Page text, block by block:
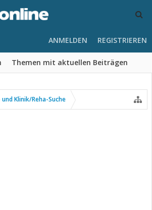
Themen mit aktuellen Beiträgen
ANMELDEN REGISTRIEREN
Klinik/Reha-Suche